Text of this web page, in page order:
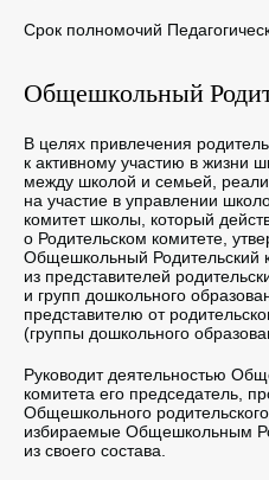
Срок полномочий
Общешкольный
В целях привлечения
к активному участию в жизни
между школой и семьей,
на участие в управлении
комитет школы, который
о Родительском комитете,
Общешкольный Родительский
из представителей
и групп дошкольного
представителю от
(группы дошкольного
Руководит деятельностью
комитета его председатель,
Общешкольного
избираемые Общешкольным
из своего состава.